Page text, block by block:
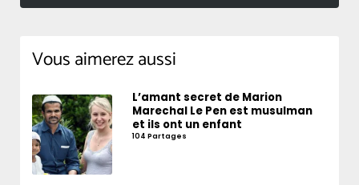
Vous aimerez aussi
L’amant secret de Marion
Marechal Le Pen est musulman
et ils ont un enfant
104 Partages